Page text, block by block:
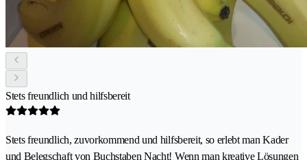
Stets freundlich und hilfsbereit
Stets freundlich, zuvorkommend und hilfsbereit, so erlebt man Kader
und Belegschaft von Buchstaben Nacht! Wenn man kreative Lösungen